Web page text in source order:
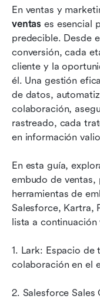
En ventas y
ventas es esencial
predecible. Desde
conversión, cada
cliente y la
él. Una gestión
de datos,
colaboración,
rastreado, cada
en información
En esta guía,
embudo de ventas,
herramientas de
Salesforce, Kartra,
lista a continuación
1. Lark: Espacio de
colaboración en el
2. Salesforce
Herramientas
que todo
Mejores
ventas de alto
Conclusión
Preguntas
Lecturas